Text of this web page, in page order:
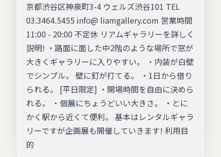
京都渋谷区神泉町3-4 ウェルズ渋谷101 TEL
03.3464.5455 info@ liamgallery.com 営業時間
11:00 - 20:00 不定休 リアムギャラリーを詳しく
説明! ・路面に面した中2階のような場所で窓が
大きくギャラリーに入りやすい。 ・内装が白壁
でシンプル。 壁に釘が打てる。 ・1日から借り
られる。 [平日限定] ・開場時間を自由に決めら
れる。 ・個展にちょうどいい大きさ。 ・とに
かく駅から近くて便利。 基本はレンタルギャラ
リーですが企画展も開催していきます! 利用目
的